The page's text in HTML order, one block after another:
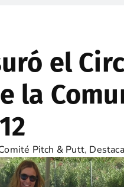
el
la
Pitch & Putt,